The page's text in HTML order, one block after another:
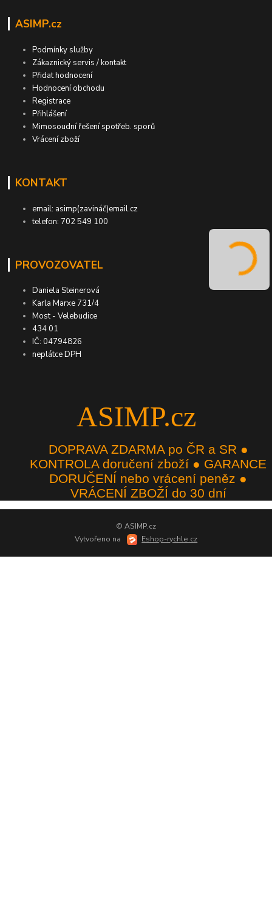
ASIMP.cz
Podmínky služby
Zákaznický servis / kontakt
Přidat hodnocení
Hodnocení obchodu
Registrace
Přihlášení
Mimosoudní řešení spotřeb. sporů
Vrácení zboží
KONTAKT
email: asimp(zavináč)email.cz
telefon: 702 549 100
PROVOZOVATEL
Daniela Steinerová
Karla Marxe 731/4
Most - Velebudice
434 01
IČ: 04794826
neplátce DPH
ASIMP.cz
DOPRAVA ZDARMA po ČR a SR ●
KONTROLA doručení zboží ● GARANCE
DORUČENÍ nebo vrácení peněz ●
VRÁCENÍ ZBOŽÍ do 30 dní
© ASIMP.cz
Vytvořeno na
Eshop-rychle.cz